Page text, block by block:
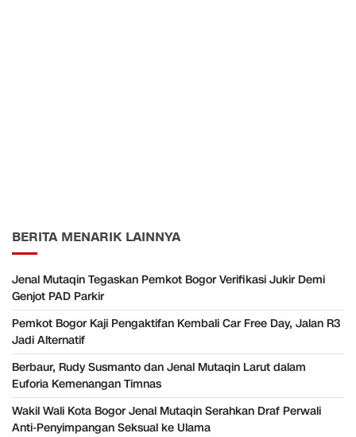
BERITA MENARIK LAINNYA
Jenal Mutaqin Tegaskan Pemkot Bogor Verifikasi Jukir Demi
Genjot PAD Parkir
Pemkot Bogor Kaji Pengaktifan Kembali Car Free Day, Jalan R3
Jadi Alternatif
Berbaur, Rudy Susmanto dan Jenal Mutaqin Larut dalam
Euforia Kemenangan Timnas
Wakil Wali Kota Bogor Jenal Mutaqin Serahkan Draf Perwali
Anti-Penyimpangan Seksual ke Ulama